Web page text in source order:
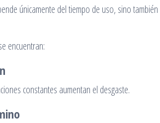
únicamente del tiempo de uso, sino
encuentran:
constantes aumentan el desgaste.